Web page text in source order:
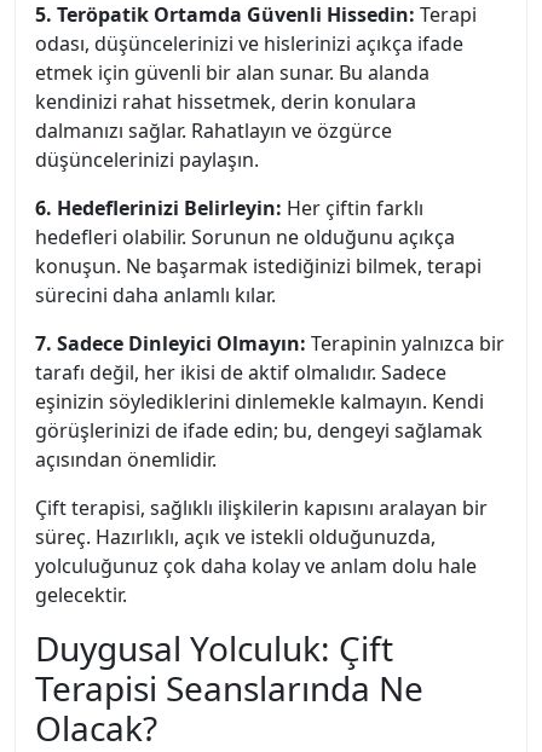
5. Teröpatik Ortamda Güvenli Hissedin: Terapi
odası, düşüncelerinizi ve hislerinizi açıkça ifade
etmek için güvenli bir alan sunar. Bu alanda
kendinizi rahat hissetmek, derin konulara
dalmanızı sağlar. Rahatlayın ve özgürce
düşüncelerinizi paylaşın.
6. Hedeflerinizi Belirleyin: Her çiftin farklı
hedefleri olabilir. Sorunun ne olduğunu açıkça
konuşun. Ne başarmak istediğinizi bilmek, terapi
sürecini daha anlamlı kılar.
7. Sadece Dinleyici Olmayın: Terapinin yalnızca bir
tarafı değil, her ikisi de aktif olmalıdır. Sadece
eşinizin söylediklerini dinlemekle kalmayın. Kendi
görüşlerinizi de ifade edin; bu, dengeyi sağlamak
açısından önemlidir.
Çift terapisi, sağlıklı ilişkilerin kapısını aralayan bir
süreç. Hazırlıklı, açık ve istekli olduğunuzda,
yolculuğunuz çok daha kolay ve anlam dolu hale
gelecektir.
Duygusal Yolculuk: Çift
Terapisi Seanslarında Ne
Olacak?